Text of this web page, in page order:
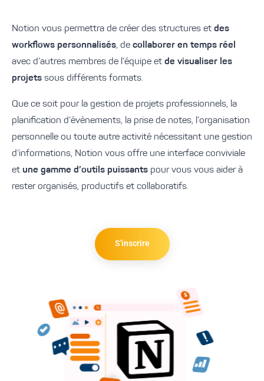
Notion vous permettra de créer des structures et des
workflows personnalisés, de collaborer en temps réel
avec d’autres membres de l’équipe et de visualiser les
projets sous différents formats.
Que ce soit pour la gestion de projets professionnels, la
planification d’évènements, la prise de notes, l’organisation
personnelle ou toute autre activité nécessitant une gestion
d’informations, Notion vous offre une interface conviviale
et une gamme d’outils puissants pour vous vous aider à
rester organisés, productifs et collaboratifs.
S'inscrire